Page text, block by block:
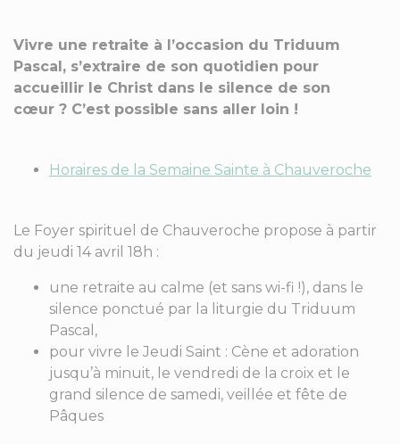
Vivre une retraite à l’occasion du Triduum
Pascal, s’extraire de son quotidien pour
accueillir le Christ dans le silence de son
cœur ? C’est possible sans aller loin !
Horaires de la Semaine Sainte à Chauveroche
Le Foyer spirituel de Chauveroche propose à partir
du jeudi 14 avril 18h :
une retraite au calme (et sans wi-fi !), dans le
silence ponctué par la liturgie du Triduum
Pascal,
pour vivre le Jeudi Saint : Cène et adoration
jusqu’à minuit, le vendredi de la croix et le
grand silence de samedi, veillée et fête de
Pâques